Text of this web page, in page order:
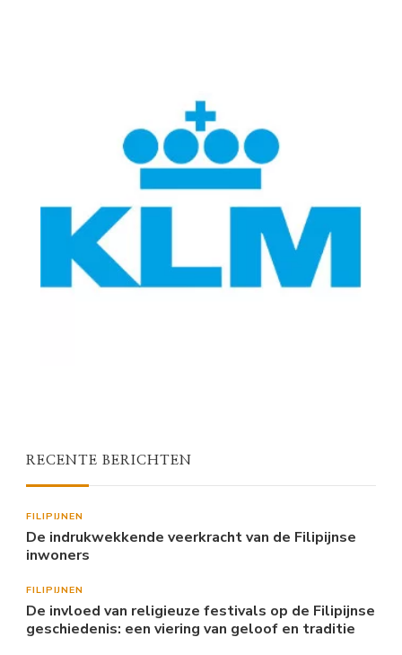
RECENTE BERICHTEN
FILIPIJNEN
De indrukwekkende veerkracht van de Filipijnse
inwoners
FILIPIJNEN
De invloed van religieuze festivals op de Filipijnse
geschiedenis: een viering van geloof en traditie